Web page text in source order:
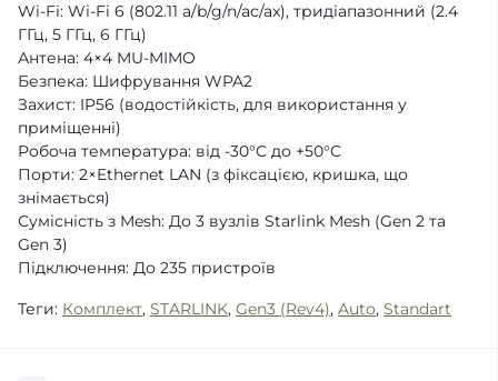
Wi-Fi: Wi-Fi 6 (802.11 a/b/g/n/ac/ax), тридіапазонний (2.4
ГГц, 5 ГГц, 6 ГГц)
Антена: 4×4 MU-MIMO
Безпека: Шифрування WPA2
Захист: IP56 (водостійкість, для використання у
приміщенні)
Робоча температура: від -30°C до +50°C
Порти: 2×Ethernet LAN (з фіксацією, кришка, що
знімається)
Сумісність з Mesh: До 3 вузлів Starlink Mesh (Gen 2 та
Gen 3)
Підключення: До 235 пристроїв
Теги: Комплект, STARLINK, Gen3 (Rev4), Auto, Standart